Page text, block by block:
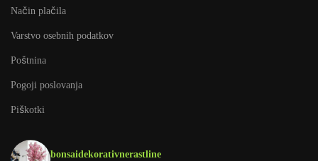
Način plačila
Varstvo osebnih podatkov
Poštnina
Pogoji poslovanja
Piškotki
bonsaidekorativnerastline